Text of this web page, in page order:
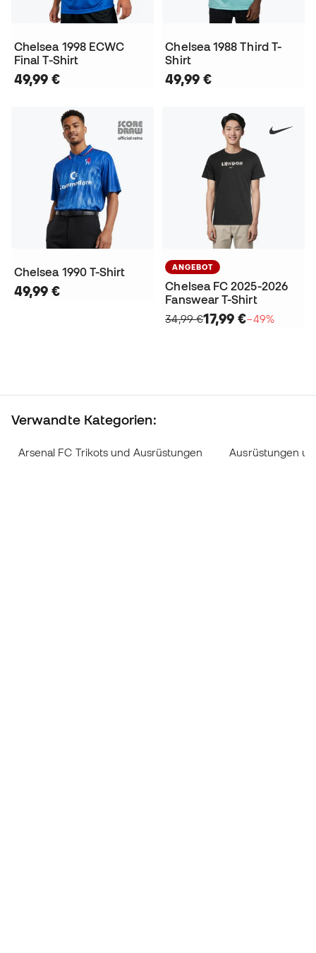
Chelsea 1998 ECWC
Final T-Shirt
49,99 €
Chelsea 1988 Third T-
Shirt
49,99 €
Chelsea 1990 T-Shirt
49,99 €
ANGEBOT
Chelsea FC 2025-2026
Fanswear T-Shirt
34,99 €17,99 €−49%
Verwandte Kategorien:
Arsenal FC Trikots und Ausrüstungen Ausrüstungen